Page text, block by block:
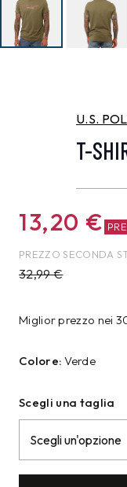
U.S.
T-
13,20 €
PREZZO SECONDA
32,99€
Miglior prezzo nei
Colore: Verde
Scegli una taglia